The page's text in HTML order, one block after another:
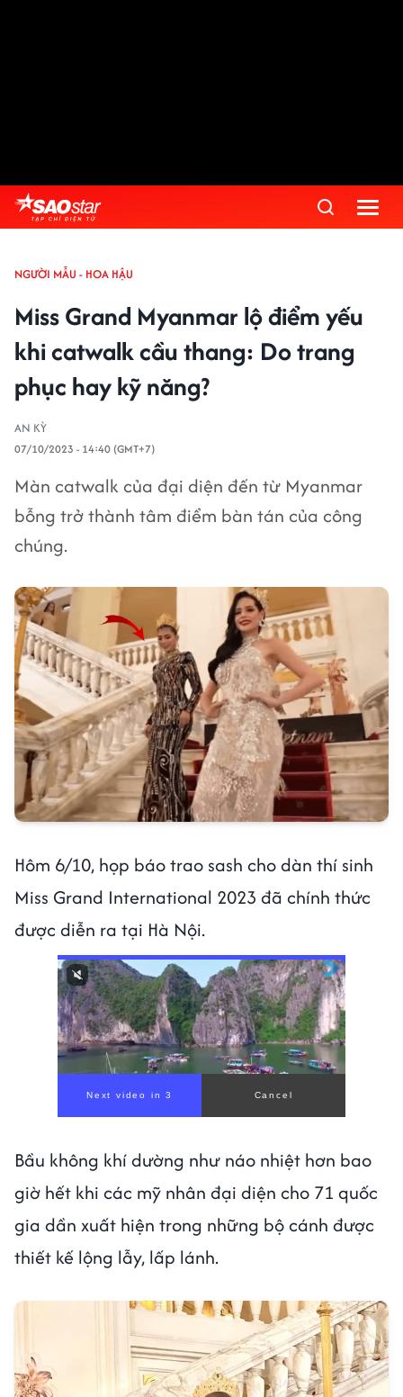
NGƯỜI MẪU - HOA HẬU
Miss Grand Myanmar lộ điểm yếu
khi catwalk cầu thang: Do trang
phục hay kỹ năng?
AN KỲ
07/10/2023 - 14:40 (GMT+7)
Màn catwalk của đại diện đến từ Myanmar
bỗng trở thành tâm điểm bàn tán của công
chúng.
Hôm 6/10, họp báo trao sash cho dàn thí sinh
Miss Grand International 2023 đã chính thức
được diễn ra tại Hà Nội.
Bầu không khí dường như náo nhiệt hơn bao
giờ hết khi các mỹ nhân đại diện cho 71 quốc
gia dần xuất hiện trong những bộ cánh được
thiết kế lộng lẫy, lấp lánh.